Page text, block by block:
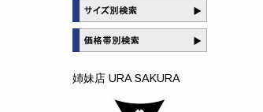
姉妹店 URA SAKURA